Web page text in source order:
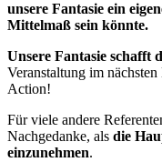
unsere Fantasie ein
Mittelmaß sein könnte.
Unsere Fantasie schafft
Veranstaltung im
Action!
Für viele andere
Nachgedanke, als die
einzunehmen.